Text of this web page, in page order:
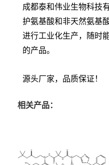
成都泰和伟业生物科技
护氨基酸和非天然氨基
进行工业化生产，随时
的产品。
源头厂家，品质保证！
相关产品：